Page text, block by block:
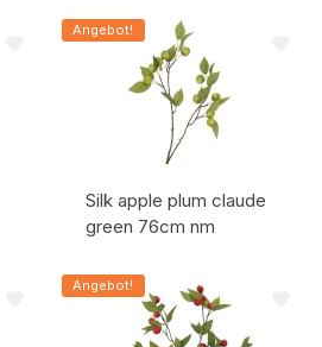
Angebot!
Silk apple plum claude
green 76cm nm
Artikelcode:
Angebot!